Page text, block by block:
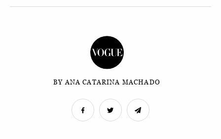
BY ANA CATARINA MACHADO